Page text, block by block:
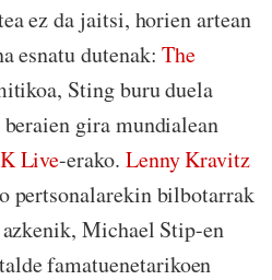
ez da jaitsi, horien artean
esnatu dutenak:The
Sting buru duela
gira mundialean
Live-erako. Lenny Kravitz
pertsonalarekin bilbotarrak
Michael Stip-en
famatuenetarikoen